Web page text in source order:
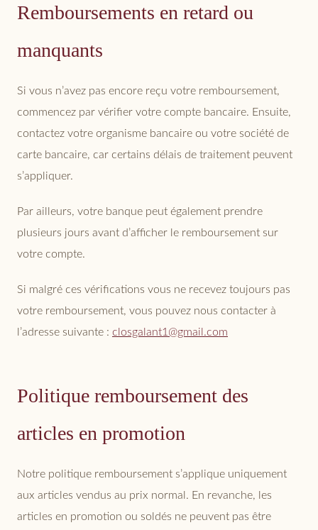
Remboursements en retard ou
manquants
Si vous n’avez pas encore reçu votre remboursement,
commencez par vérifier votre compte bancaire. Ensuite,
contactez votre organisme bancaire ou votre société de
carte bancaire, car certains délais de traitement peuvent
s’appliquer.
Par ailleurs, votre banque peut également prendre
plusieurs jours avant d’afficher le remboursement sur
votre compte.
Si malgré ces vérifications vous ne recevez toujours pas
votre remboursement, vous pouvez nous contacter à
l’adresse suivante : closgalant1@gmail.com
Politique remboursement des
articles en promotion
Notre politique remboursement s’applique uniquement
aux articles vendus au prix normal. En revanche, les
articles en promotion ou soldés ne peuvent pas être